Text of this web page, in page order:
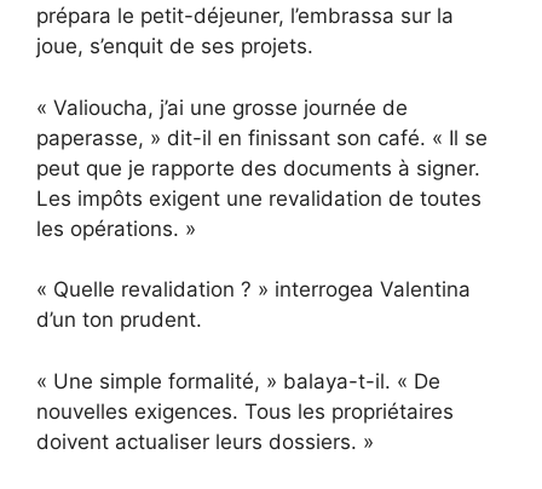
prépara le petit-déjeuner, l’embrassa sur la
joue, s’enquit de ses projets.
« Valioucha, j’ai une grosse journée de
paperasse, » dit-il en finissant son café. « Il se
peut que je rapporte des documents à signer.
Les impôts exigent une revalidation de toutes
les opérations. »
« Quelle revalidation ? » interrogea Valentina
d’un ton prudent.
« Une simple formalité, » balaya-t-il. « De
nouvelles exigences. Tous les propriétaires
doivent actualiser leurs dossiers. »